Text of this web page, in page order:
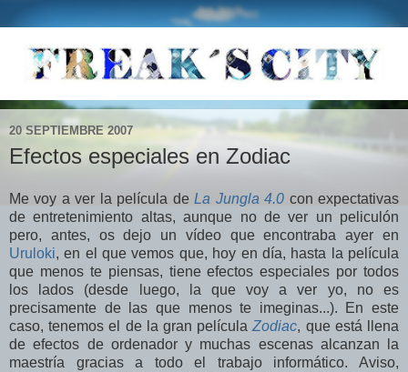
20 SEPTIEMBRE 2007
Efectos especiales en Zodiac
Me voy a ver la película deLa Jungla 4.0 con expectativas
de entretenimiento altas, aunque no de ver un peliculón
pero, antes, os dejo un vídeo que encontraba ayer en
Uruloki, en el que vemos que, hoy en día, hasta la película
que menos te piensas, tiene efectos especiales por todos
los lados (desde luego, la que voy a ver yo, no es
precisamente de las que menos te imeginas...). En este
caso, tenemos el de la gran películaZodiac, que está llena
de efectos de ordenador y muchas escenas alcanzan la
maestría gracias a todo el trabajo informático. Aviso,